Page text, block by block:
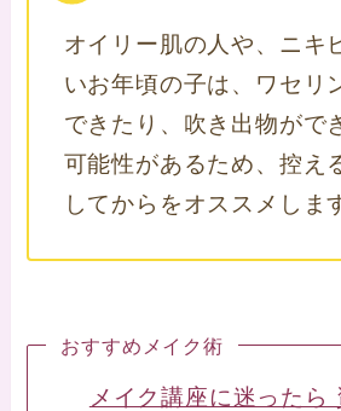
オイリー肌の人や、ニキ
いお年頃の子は、ワセリ
できたり、吹き出物がで
可能性があるため、控え
してからをオススメしま
おすすめメイク術
メイク講座に迷ったら